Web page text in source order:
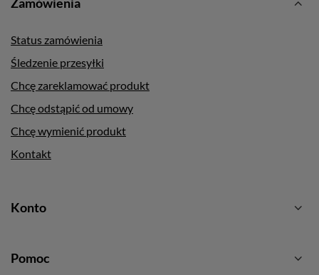
Status zamówienia
Śledzenie przesyłki
Chcę zareklamować produkt
Chcę odstąpić od umowy
Chcę wymienić produkt
Kontakt
Konto
Pomoc